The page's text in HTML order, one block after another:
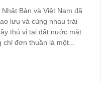
Bản và Việt Nam đã
lưu và cùng nhau trải
thú vị tại đất nước mặt
đơn thuần là một...